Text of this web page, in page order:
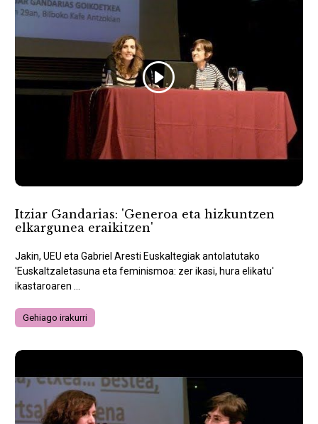
Itziar Gandarias: 'Generoa eta hizkuntzen
elkargunea eraikitzen'
Jakin, UEU eta Gabriel Aresti Euskaltegiak antolatutako
'Euskaltzaletasuna eta feminismoa: zer ikasi, hura elikatu'
ikastaroaren ...
Gehiago irakurri